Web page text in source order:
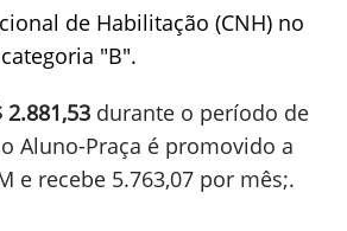
de Habilitação (CNH) no
"B".
2.881,53 durante o período de
Aluno-Praça é promovido a
e recebe 5.763,07 por mês;.